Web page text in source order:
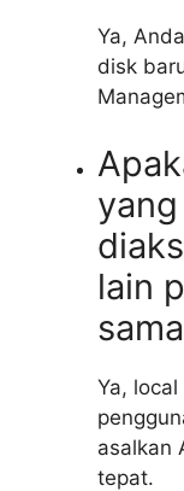
Ya,
disk
lain
Ya,
asalkan
tepat.